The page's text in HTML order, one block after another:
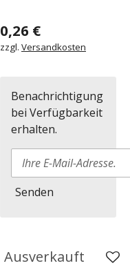
0,26 €
zzgl. Versandkosten
Benachrichtigung
bei Verfügbarkeit
erhalten.
Senden
Ausverkauft